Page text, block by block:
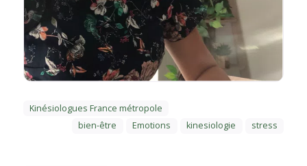
Kinésiologues France métropole
bien-être
Emotions kinesiologie stress